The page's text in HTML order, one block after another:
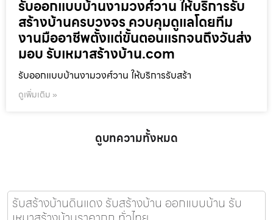
รับออกแบบบ้านงามวงศ์วาน ให้บริการรับ
สร้างบ้านครบวงจร ควบคุมดูแลโดยทีม
งานมืออาชีพตั้งแต่ขั้นตอนแรกจนถึงวันส่ง
มอบ รับเหมาสร้างบ้าน.com
รับออกแบบบ้านงามวงศ์วาน ให้บริการรับสร้า
ดูเพิ่มเติม »
ดูบทความทั้งหมด
รับสร้างบ้านดินแดง รับสร้างบ้าน ออกแบบบ้าน รับ